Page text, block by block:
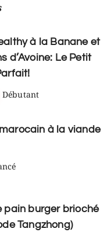
à la Banane et
d’Avoine: Le Petit
Débutant
à la viande
pain burger brioché
Tangzhong)